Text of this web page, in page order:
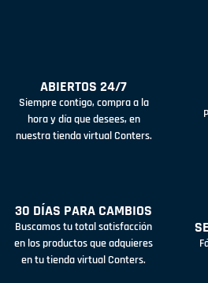
ABIERTOS 24/7
Siempre contigo, compra a la
hora y día que desees, en
nuestra tienda virtual Conters.
30 DÍAS PARA CAMBIOS
Buscamos tu total satisfacción
en los productos que adquieres
en tu tienda virtual Conters.